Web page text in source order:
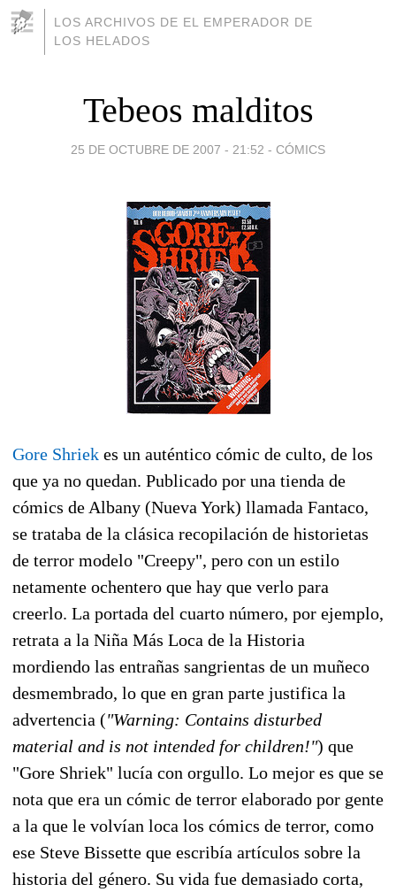
LOS ARCHIVOS DE EL EMPERADOR DE
LOS HELADOS
Tebeos malditos
25 DE OCTUBRE DE 2007 - 21:52 - CÓMICS
Gore Shriek es un auténtico cómic de culto, de los
que ya no quedan. Publicado por una tienda de
cómics de Albany (Nueva York) llamada Fantaco,
se trataba de la clásica recopilación de historietas
de terror modelo "Creepy", pero con un estilo
netamente ochentero que hay que verlo para
creerlo. La portada del cuarto número, por ejemplo,
retrata a la Niña Más Loca de la Historia
mordiendo las entrañas sangrientas de un muñeco
desmembrado, lo que en gran parte justifica la
advertencia ("Warning: Contains disturbed
material and is not intended for children!") que
"Gore Shriek" lucía con orgullo. Lo mejor es que se
nota que era un cómic de terror elaborado por gente
a la que le volvían loca los cómics de terror, como
ese Steve Bissette que escribía artículos sobre la
historia del género. Su vida fue demasiado corta,